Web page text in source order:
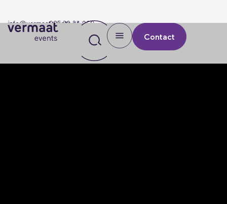
info@vermaatevents.nl
085 30 34 960
Contact